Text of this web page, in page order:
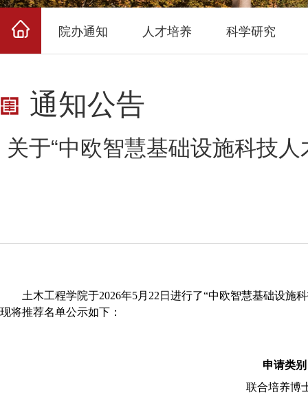
院办通知 人才培养 科学研究
通知公告
关于“中欧智慧基础设施科技
土木工程学院于2026年5月 22 日进行了“中欧智慧基础设施
现将推荐名单公示如下：
申请类别
联合培养博